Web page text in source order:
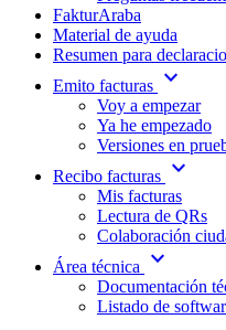
FakturAraba
Material de ayuda
Resumen para
Emito facturas expand_more
Voy a empezar
Ya he empezado
Versiones en
Recibo facturas expand_more
Mis facturas
Lectura de QRs
Colaboración
Área técnica
expand_more
Documentación
Listado de